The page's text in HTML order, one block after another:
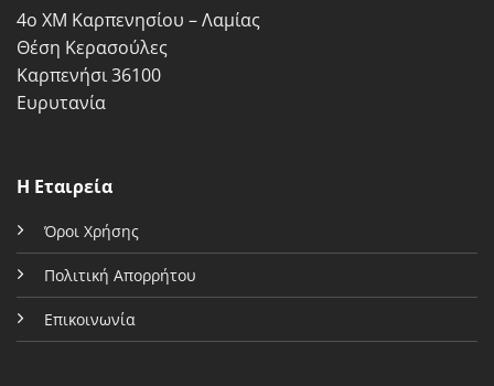
του
προϊόντος
4ο ΧΜ Καρπενησίου – Λαμίας
Θέση Κερασούλες
Καρπενήσι 36100
Ευρυτανία
Η Εταιρεία
Όροι Χρήσης
Πολιτική Απορρήτου
Επικοινωνία